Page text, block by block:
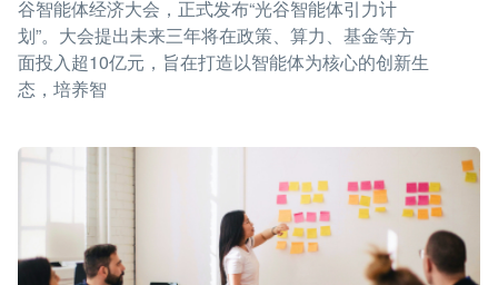
谷智能体经济大会，正式发布“光谷智能体引力计
划”。大会提出未来三年将在政策、算力、基金等方
面投入超10亿元，旨在打造以智能体为核心的创新生
态，培养智